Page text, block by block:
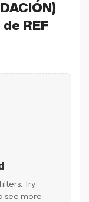
REF
Try
see more